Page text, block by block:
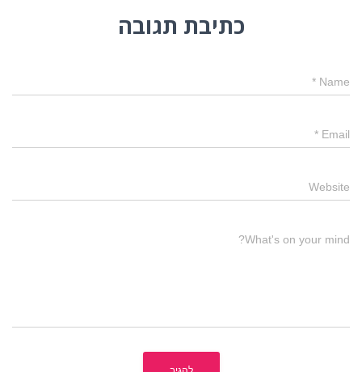
כתיבת תגובה
Name
*
Email
*
Website
What's on your mind?